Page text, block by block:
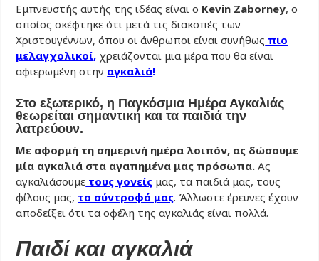
Εμπνευστής αυτής της ιδέας είναι ο Kevin Zaborney, ο
οποίος σκέφτηκε ότι μετά τις διακοπές των
Χριστουγέννων, όπου οι άνθρωποι είναι συνήθως πιο
μελαγχολικοί, χρειάζονται μια μέρα που θα είναι
αφιερωμένη στην αγκαλιά!
Στο εξωτερικό, η Παγκόσμια Ημέρα Αγκαλιάς
θεωρείται σημαντική και τα παιδιά την
λατρεύουν.
Με αφορμή τη σημερινή ημέρα λοιπόν, ας δώσουμε
μία αγκαλιά στα αγαπημένα μας πρόσωπα.Ας
αγκαλιάσουμε τους γονείς μας, τα παιδιά μας, τους
φίλους μας, το σύντροφό μας. Άλλωστε έρευνες έχουν
αποδείξει ότι τα οφέλη της αγκαλιάς είναι πολλά.
Παιδί και αγκαλιά